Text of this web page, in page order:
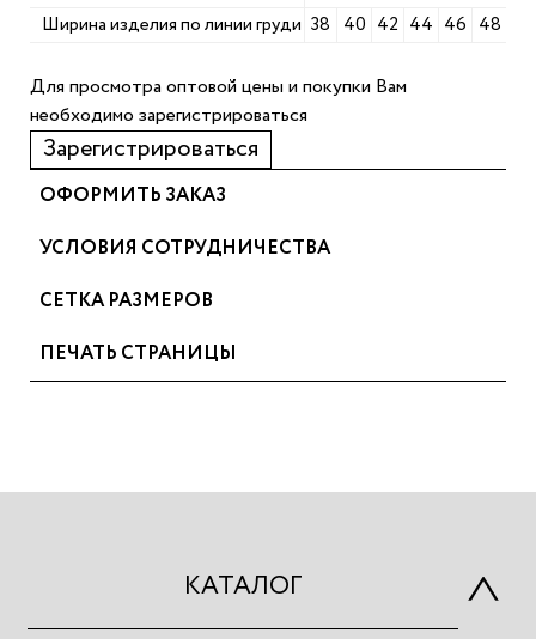
Для просмотра оптовой цены и покупки Вам
необходимо зарегистрироваться
Зарегистрироваться
Ширина изделия по линии груди 38 40 42 44 46 48
ОФОРМИТЬ ЗАКАЗ
УСЛОВИЯ СОТРУДНИЧЕСТВА
СЕТКА РАЗМЕРОВ
ПЕЧАТЬ СТРАНИЦЫ
КАТАЛОГ